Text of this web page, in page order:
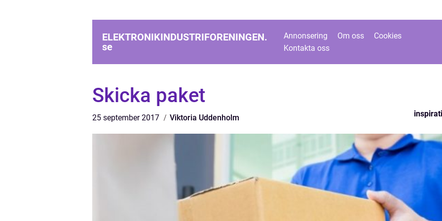
ELEKTRONIKINDUSTRIFORENINGEN.
se
Annonsering Om oss
Cookies
Kontakta oss
Skicka paket
25 september 2017 Viktoria Uddenholm